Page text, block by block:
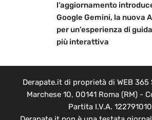
l’aggiornamento
Google Gemini, la nuova
per un’esperienza di guida
più interattiva
Derapate.it di proprietà di WEB 365
Marchese 10, 00141 Roma (RM) -
Partita I.V.A.